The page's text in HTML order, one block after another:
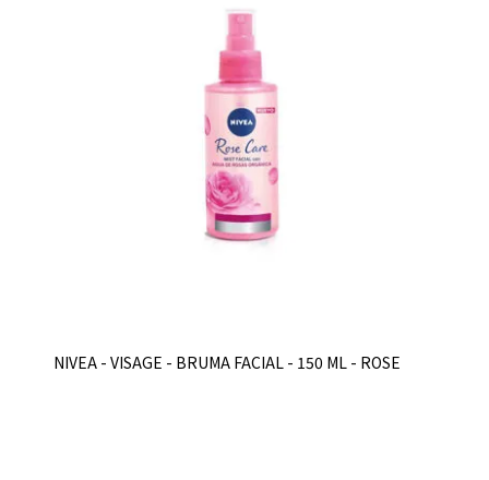
NIVEA - VISAGE - BRUMA FACIAL - 150 ML - ROSE